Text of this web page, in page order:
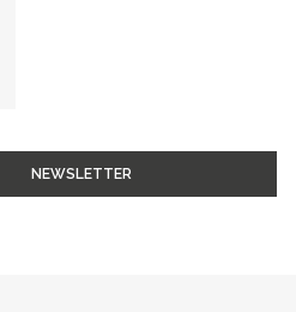
NEWSLETTER